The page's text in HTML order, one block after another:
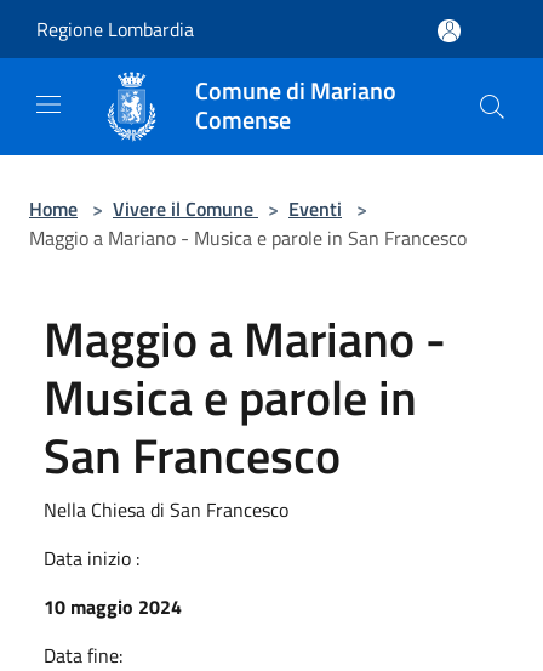
Regione Lombardia
Comune di Mariano
Comense
Home > Vivere il Comune > Eventi >
Maggio a Mariano - Musica e parole in San Francesco
Maggio a Mariano -
Musica e parole in
San Francesco
Nella Chiesa di San Francesco
Data inizio :
10 maggio 2024
Data fine: